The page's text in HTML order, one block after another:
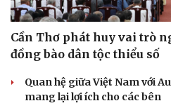
Cần Thơ phát huy vai trò
đồng bào dân tộc thiểu số
Quan hệ giữa Việt Nam với
mang lại lợi ích cho các bên